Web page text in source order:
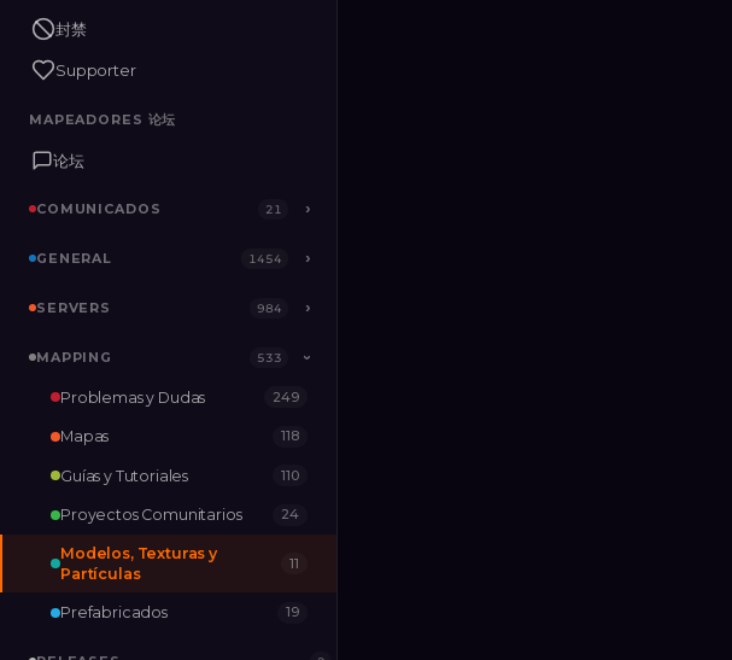
封禁
Supporter
MAPEADORES 论坛
论坛
COMUNICADOS 21 ›
GENERAL 1454 ›
SERVERS 984 ›
MAPPING 533 ›
RELEASES
封禁
Supporter
MAPEADORES 论坛
论坛
COMUNICADOS 21 ›
GENERAL 1454 ›
SERVERS 984 ›
MAPPING 533 ›
Problemas y Dudas 249
Mapas 118
Guías y Tutoriales 110
Proyectos Comunitarios 24
Modelos, Texturas y
Partículas
11
Prefabricados 19